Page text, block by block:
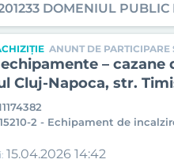
DOMENIUL PUBLIC
ANUNT DE
–
Cluj-Napoca, str.
2 - Echipament de
15.04.2026 14:42